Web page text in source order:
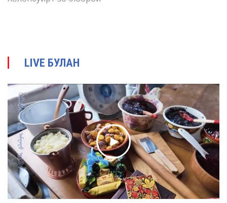
2026-08-03 18:15:56
хамгаалах болон цэргийн шинэчлэлийг өндөр
чанартай урагшлуулна
2026-08-03 18:13:14 40
Өвөр Монголын Тариалангийн их сургууль манай
Хятад улсын “Нэг бүс нэг зам” төслөөр гадаадад 3
Шинжлэх үхаан техник мэргэжлийн жижиг хүрээлэн
байгуулав
2026-07-30 17:47:28 50
Дөрөө жийж урагшилсан “ Шинэхэн хундагат ” хөл
LIVE БУЛАН